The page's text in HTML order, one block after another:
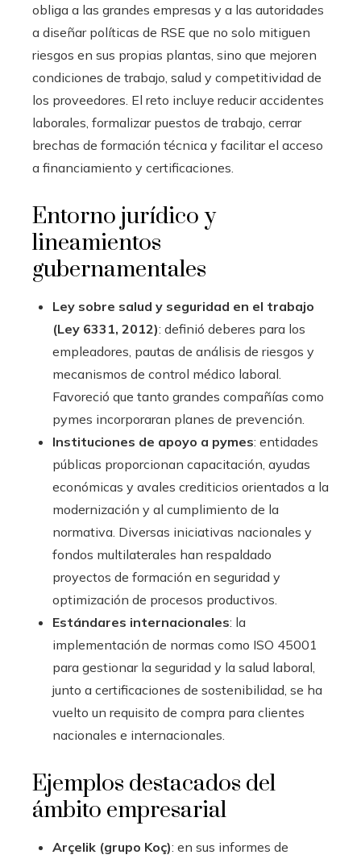
obliga a las grandes empresas y a las autoridades
a diseñar políticas de RSE que no solo mitiguen
riesgos en sus propias plantas, sino que mejoren
condiciones de trabajo, salud y competitividad de
los proveedores. El reto incluye reducir accidentes
laborales, formalizar puestos de trabajo, cerrar
brechas de formación técnica y facilitar el acceso
a financiamiento y certificaciones.
Entorno jurídico y
lineamientos
gubernamentales
Ley sobre salud y seguridad en el trabajo
(Ley 6331, 2012): definió deberes para los
empleadores, pautas de análisis de riesgos y
mecanismos de control médico laboral.
Favoreció que tanto grandes compañías como
pymes incorporaran planes de prevención.
Instituciones de apoyo a pymes: entidades
públicas proporcionan capacitación, ayudas
económicas y avales crediticios orientados a la
modernización y al cumplimiento de la
normativa. Diversas iniciativas nacionales y
fondos multilaterales han respaldado
proyectos de formación en seguridad y
optimización de procesos productivos.
Estándares internacionales: la
implementación de normas como ISO 45001
para gestionar la seguridad y la salud laboral,
junto a certificaciones de sostenibilidad, se ha
vuelto un requisito de compra para clientes
nacionales e internacionales.
Ejemplos destacados del
ámbito empresarial
Arçelik (grupo Koç): en sus informes de